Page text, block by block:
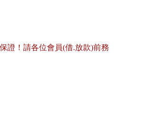
證！請各位會員(借.放款)前務